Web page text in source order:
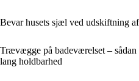
Bevar husets sjæl ved udskiftning
Trævægge på badeværelset –
lang holdbarhed